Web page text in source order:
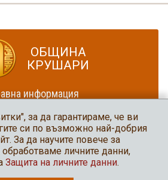
ОБЩИНА
КРУШАРИ
информация
Карта на сайта
Крушари
мрежи
за да гарантираме, че ви
си по възможно най-добрия
За да научите повече за
личните данни,
Защита на личните данни.